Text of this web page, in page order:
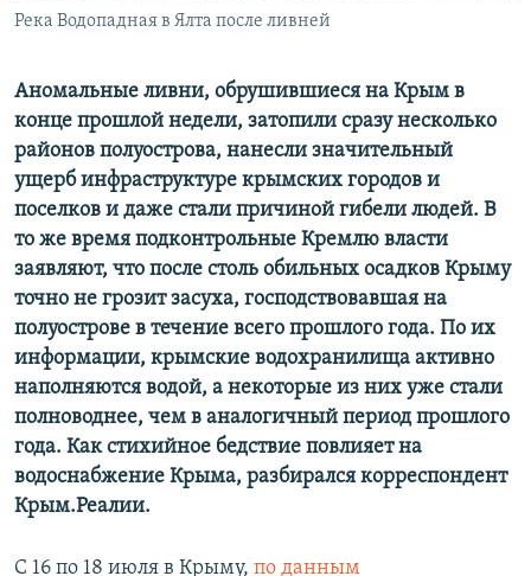
Все сайты RFE/RL
Река Водопадная в Ялта после ливней
Аномальные ливни, обрушившиеся на Крым в
конце прошлой недели, затопили сразу несколько
районов полуострова, нанесли значительный
ущерб инфраструктуре крымских городов и
поселков и даже стали причиной гибели людей. В
то же время подконтрольные Кремлю власти
заявляют, что после столь обильных осадков Крыму
точно не грозит засуха, господствовавшая на
полуострове в течение всего прошлого года. По их
информации, крымские водохранилища активно
наполняются водой, а некоторые из них уже стали
полноводнее, чем в аналогичный период прошлого
года. Как стихийное бедствие повлияет на
водоснабжение Крыма, разбирался корреспондент
Крым.Реалии.
С 16 по 18 июля в Крыму, по данным